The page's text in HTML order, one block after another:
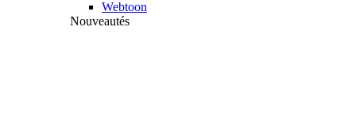
Webtoon
Nouveautés